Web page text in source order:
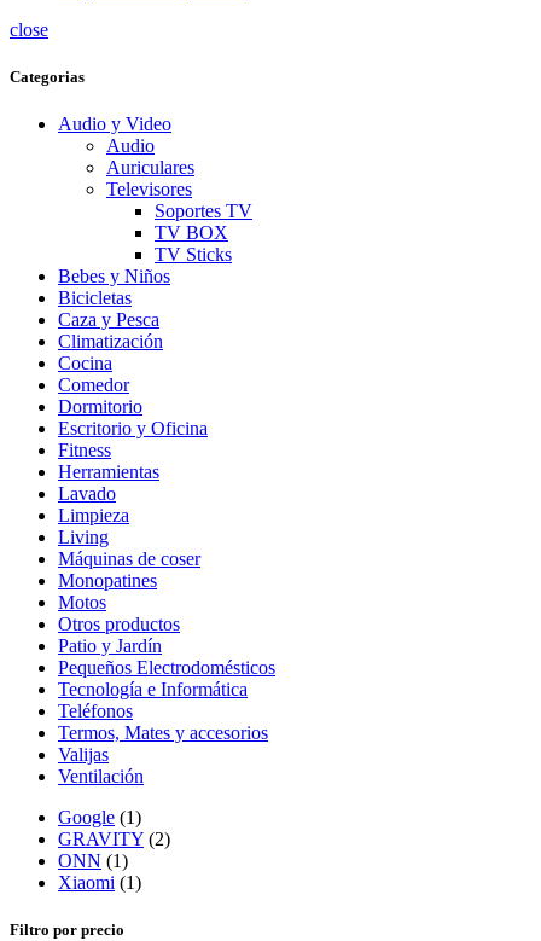
close
Categorias
Audio y Video
Audio
Auriculares
Televisores
Soportes TV
TV BOX
TV Sticks
Bebes y Niños
Bicicletas
Caza y Pesca
Climatización
Cocina
Comedor
Dormitorio
Escritorio y Oficina
Fitness
Herramientas
Lavado
Limpieza
Living
Máquinas de coser
Monopatines
Motos
Otros productos
Patio y Jardín
Pequeños Electrodomésticos
Tecnología e Informática
Teléfonos
Termos, Mates y accesorios
Valijas
Ventilación
Google (1)
GRAVITY (2)
ONN (1)
Xiaomi (1)
Filtro por precio